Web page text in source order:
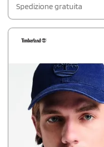
Spedizione gratuita